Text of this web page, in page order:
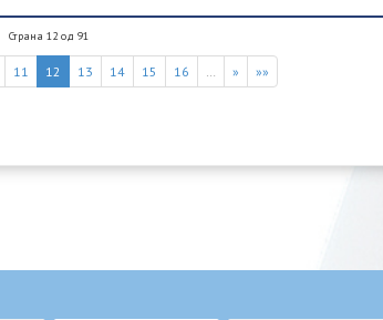
Страна 12 од 91
11 12 13 14 15 16 … » »»